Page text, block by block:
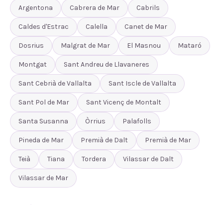
Argentona Cabrera de Mar Cabrils
Caldes d'Estrac Calella Canet de Mar
Dosrius Malgrat de Mar El Masnou Mataró
Montgat Sant Andreu de Llavaneres
Sant Cebrià de Vallalta Sant Iscle de Vallalta
Sant Pol de Mar Sant Vicenç de Montalt
Santa Susanna Òrrius Palafolls
Pineda de Mar Premià de Dalt Premià de Mar
Teià Tiana Tordera Vilassar de Dalt
Vilassar de Mar